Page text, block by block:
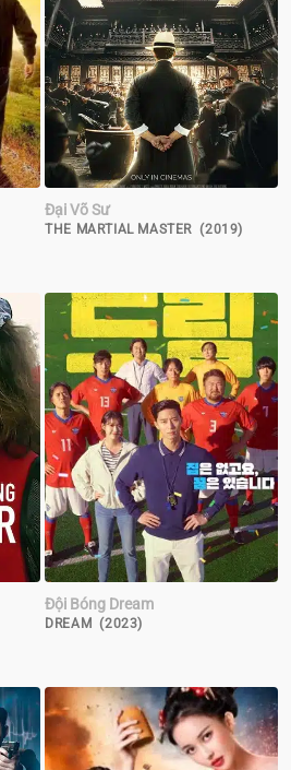
Đại Võ Sư
THE MARTIAL MASTER (2019)
Đội Bóng Dream
DREAM (2023)